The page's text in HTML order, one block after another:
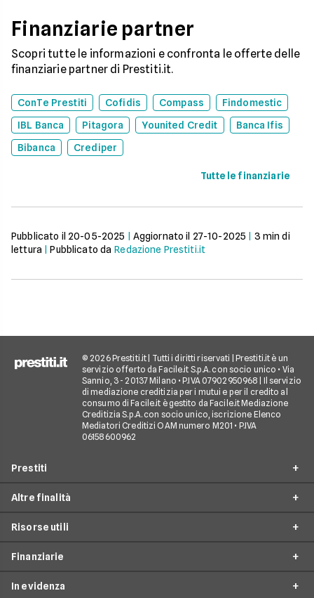
goderti le vacanze
debiti.
Finanziarie partner
Scopri tutte le informazioni e confronta le offerte delle
finanziarie partner di Prestiti.it.
ConTe Prestiti Cofidis Compass
Findomestic
IBL Banca
Pitagora Younited Credit
Banca Ifis
Bibanca
Crediper
Tutte le finanziarie
Pubblicato il 20-05-2025 Aggiornato il 27-10-2025 3 min di
lettura |Pubblicato da Redazione Prestiti.it
© 2026 Prestiti.it | Tutti i diritti riservati | Prestiti.it è un
servizio offerto da Facile.it S.p.A. con socio unico • Via
Sannio, 3 - 20137 Milano • P.IVA 07902950968 | Il servizio
di mediazione creditizia per i mutui e per il credito al
consumo di Facile.it è gestito da Facile.it Mediazione
Creditizia S.p.A. con socio unico, iscrizione Elenco
Mediatori Creditizi OAM numero M201 • P.IVA
06158600962
Prestiti
Prestito consolidamento debiti
Prestito casa
Altre finalità
Prestiti arredamento
Prestiti acquisto box auto
Risorse utili
Come richiedere un prestito
Finanziarie
In evidenza